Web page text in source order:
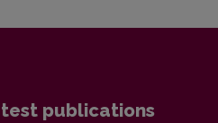
publications